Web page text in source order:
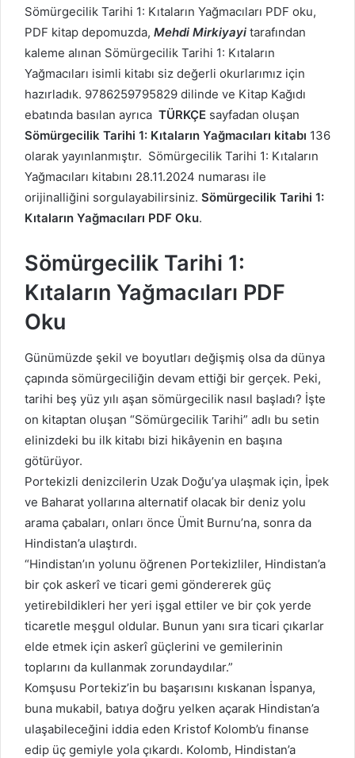
Sömürgecilik Tarihi 1: Kıtaların Yağmacıları PDF oku,
PDF kitap depomuzda, Mehdi Mirkiyayi tarafından
kaleme alınan Sömürgecilik Tarihi 1: Kıtaların
Yağmacıları isimli kitabı siz değerli okurlarımız için
hazırladık. 9786259795829 dilinde ve Kitap Kağıdı
ebatında basılan ayrıca TÜRKÇE sayfadan oluşan
Sömürgecilik Tarihi 1: Kıtaların Yağmacıları kitabı 136
olarak yayınlanmıştır. Sömürgecilik Tarihi 1: Kıtaların
Yağmacıları kitabını 28.11.2024 numarası ile
orijinalliğini sorgulayabilirsiniz. Sömürgecilik Tarihi 1:
Kıtaların Yağmacıları PDF Oku.
Sömürgecilik Tarihi 1:
Kıtaların Yağmacıları PDF
Oku
Günümüzde şekil ve boyutları değişmiş olsa da dünya
çapında sömürgeciliğin devam ettiği bir gerçek. Peki,
tarihi beş yüz yılı aşan sömürgecilik nasıl başladı? İşte
on kitaptan oluşan “Sömürgecilik Tarihi” adlı bu setin
elinizdeki bu ilk kitabı bizi hikâyenin en başına
götürüyor.
Portekizli denizcilerin Uzak Doğu’ya ulaşmak için, İpek
ve Baharat yollarına alternatif olacak bir deniz yolu
arama çabaları, onları önce Ümit Burnu’na, sonra da
Hindistan’a ulaştırdı.
“Hindistan’ın yolunu öğrenen Portekizliler, Hindistan’a
bir çok askerî ve ticari gemi göndererek güç
yetirebildikleri her yeri işgal ettiler ve bir çok yerde
ticaretle meşgul oldular. Bunun yanı sıra ticari çıkarlar
elde etmek için askerî güçlerini ve gemilerinin
toplarını da kullanmak zorundaydılar.”
Komşusu Portekiz’in bu başarısını kıskanan İspanya,
buna mukabil, batıya doğru yelken açarak Hindistan’a
ulaşabileceğini iddia eden Kristof Kolomb’u finanse
edip üç gemiyle yola çıkardı. Kolomb, Hindistan’a